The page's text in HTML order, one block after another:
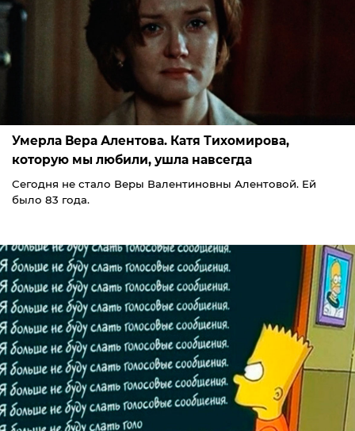
Умерла Вера Алентова. Катя Тихомирова,
которую мы любили, ушла навсегда
Сегодня не стало Веры Валентиновны Алентовой. Ей
было 83 года.